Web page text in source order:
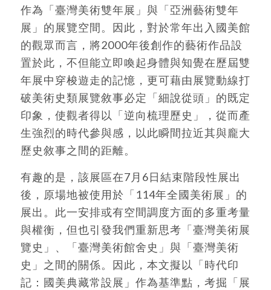
作為「臺灣美術雙年展」與「亞洲藝術雙年
展」的展覽空間。因此，對於常年出入國美館
的觀眾而言，將2000年後創作的藝術作品設
置於此，不但能立即喚起身體與知覺在歷屆雙
年展中穿梭遊走的記憶，更可藉由展覽動線打
破美術史類展覽敘事必定「細說從頭」的既定
印象，使觀者得以「逆向梳理歷史」，從而產
生強烈的時代參與感，以此瞬間拉近其與龐大
歷史敘事之間的距離。
有趣的是，該展區在7月6日結束階段性展出
後，原場地被使用於「114年全國美術展」的
展出。此一安排或有空間調度方面的多重考量
與權衡，但也引發我們重新思考「臺灣美術展
覽史」、「臺灣美術館舍史」與「臺灣美術
史」之間的關係。因此，本文擬以「時代印
記：國美典藏常設展」作為基準點，考掘「展